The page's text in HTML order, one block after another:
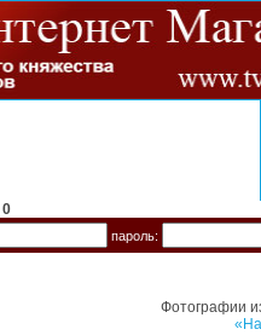
0
пароль:
Фотографии